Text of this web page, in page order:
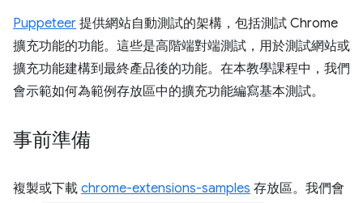
Puppeteer 提供網站自動測試的架構，包括測試 Chrome
擴充功能的功能。這些是高階端對端測試，用於測試網站或
擴充功能建構到最終產品後的功能。在本教學課程中，我們
會示範如何為範例存放區中的擴充功能編寫基本測試。
事前準備
複製或下載 chrome-extensions-samples 存放區。我們會